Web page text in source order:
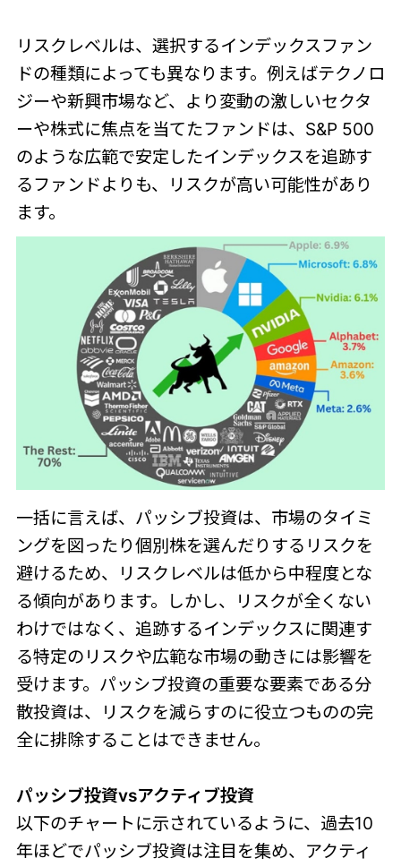
リスクレベルは、選択するインデックスファン
ドの種類によっても異なります。例えばテクノロ
ジーや新興市場など、より変動の激しいセクタ
ーや株式に焦点を当てたファンドは、S&P 500
のような広範で安定したインデックスを追跡す
るファンドよりも、リスクが高い可能性があり
ます。
一括に言えば、パッシブ投資は、市場のタイミ
ングを図ったり個別株を選んだりするリスクを
避けるため、リスクレベルは低から中程度とな
る傾向があります。しかし、リスクが全くない
わけではなく、追跡するインデックスに関連す
る特定のリスクや広範な市場の動きには影響を
受けます。パッシブ投資の重要な要素である分
散投資は、リスクを減らすのに役立つものの完
全に排除することはできません。
パッシブ投資vsアクティブ投資
以下のチャートに示されているように、過去10
年ほどでパッシブ投資は注目を集め、アクティ